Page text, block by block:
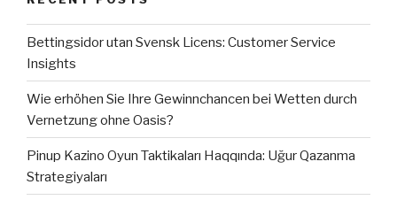
Bettingsidor utan Svensk Licens: Customer Service
Insights
Wie erhöhen Sie Ihre Gewinnchancen bei Wetten durch
Vernetzung ohne Oasis?
Pinup Kazino Oyun Taktikaları Haqqında: Uğur Qazanma
Strategiyaları